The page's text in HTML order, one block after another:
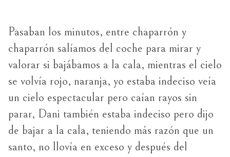
Pasaban los minutos, entre chaparrón y
chaparrón salíamos del coche para mirar y
valorar si bajábamos a la cala, mientras el cielo
se volvía rojo, naranja, yo estaba indeciso veía
un cielo espectacular pero caían rayos sin
parar, Dani también estaba indeciso pero dijo
de bajar a la cala, teniendo más razón que un
santo, no llovía en exceso y después del